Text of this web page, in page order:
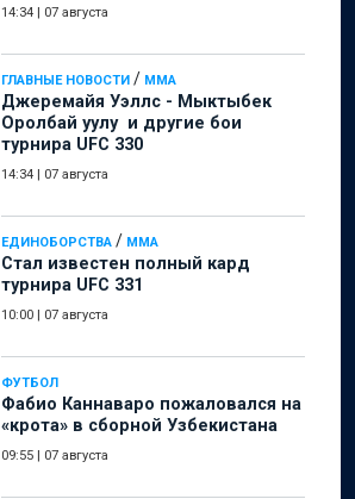
14:34 07 августа
ГЛАВНЫЕ НОВОСТИ / ММА
Джеремайя Уэллс - Мыктыбек
Оролбай уулу и другие бои
турнира UFC 330
14:34 07 августа
ЕДИНОБОРСТВА / ММА
Стал известен полный кард
турнира UFC 331
10:00 07 августа
ФУТБОЛ
Фабио Каннаваро пожаловался на
«крота» в сборной Узбекистана
09:55 07 августа